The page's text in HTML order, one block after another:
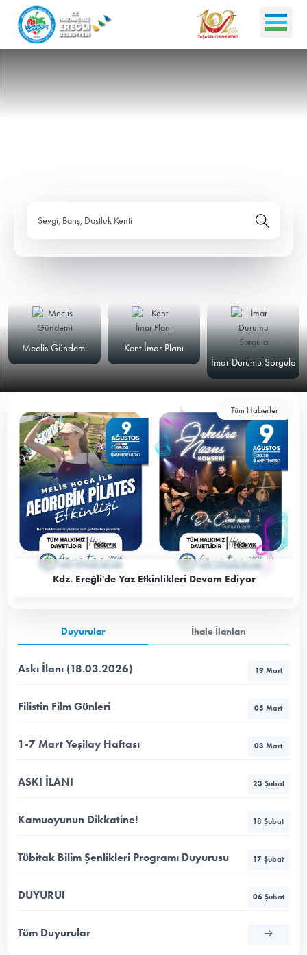
Sevgi, Barış, Dostluk Kenti
Meclis Gündemi
Kent İmar Planı
İmar Durumu Sorgula
Tüm Haberler
Kdz. Ereğli'de Yaz Etkinlikleri Devam Ediyor
Duyurular İhale İlanları
Askı İlanı (18.03.2026) 19 Mart
Filistin Film Günleri 05 Mart
1-7 Mart Yeşilay Haftası 03 Mart
ASKI İLANI 23 Şubat
Kamuoyunun Dikkatine! 18 Şubat
Tübitak Bilim Şenlikleri Programı Duyurusu 17 Şubat
DUYURU! 06 Şubat
Tüm Duyurular